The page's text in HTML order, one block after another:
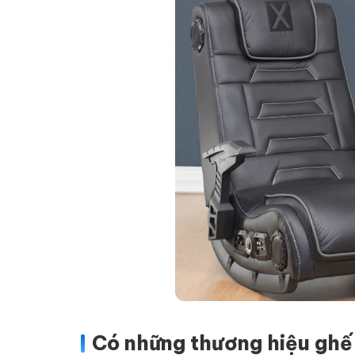
Có những thương hiệu